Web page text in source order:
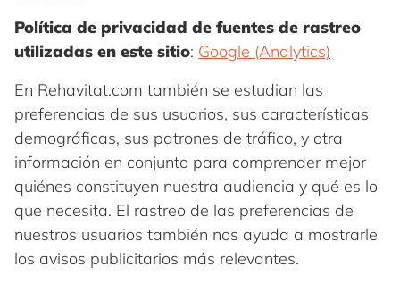
Política de privacidad de fuentes de rastreo
utilizadas en este sitio: Google (Analytics)
En Rehavitat.com también se estudian las
preferencias de sus usuarios, sus características
demográficas, sus patrones de tráfico, y otra
información en conjunto para comprender mejor
quiénes constituyen nuestra audiencia y qué es lo
que necesita. El rastreo de las preferencias de
nuestros usuarios también nos ayuda a mostrarle
los avisos publicitarios más relevantes.